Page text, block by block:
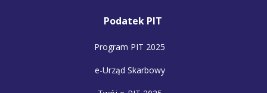
Podatek PIT
Program PIT 2025
e-Urząd Skarbowy